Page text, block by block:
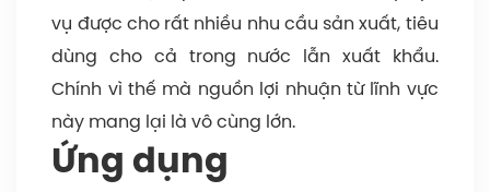
vụ được cho rất nhiều nhu cầu sản xuất, tiêu
dùng cho cả trong nước lẫn xuất khẩu.
Chính vì thế mà nguồn lợi nhuận từ lĩnh vực
này mang lại là vô cùng lớn.
Ứng dụng